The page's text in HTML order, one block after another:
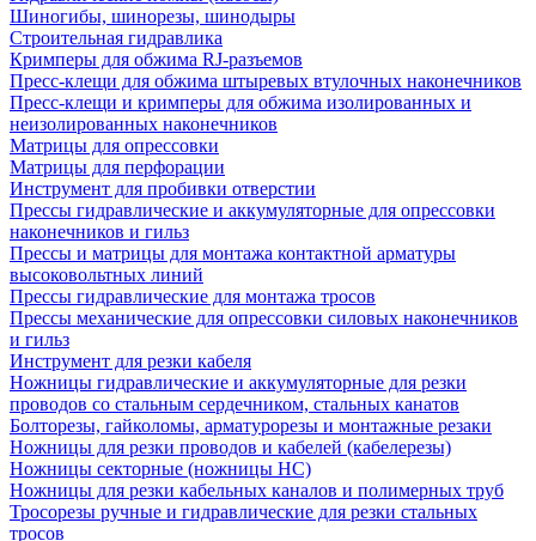
Шиногибы, шинорезы, шинодыры
Строительная гидравлика
Кримперы для обжима RJ-разъемов
Пресс-клещи для обжима штыревых втулочных наконечников
Пресс-клещи и кримперы для обжима изолированных и
неизолированных наконечников
Матрицы для опрессовки
Матрицы для перфорации
Инструмент для пробивки отверстии
Прессы гидравлические и аккумуляторные для опрессовки
наконечников и гильз
Прессы и матрицы для монтажа контактной арматуры
высоковольтных линий
Прессы гидравлические для монтажа тросов
Прессы механические для опрессовки силовых наконечников
и гильз
Инструмент для резки кабеля
Ножницы гидравлические и аккумуляторные для резки
проводов со стальным сердечником, стальных канатов
Болторезы, гайколомы, арматурорезы и монтажные резаки
Ножницы для резки проводов и кабелей (кабелерезы)
Ножницы секторные (ножницы НС)
Ножницы для резки кабельных каналов и полимерных труб
Тросорезы ручные и гидравлические для резки стальных
тросов